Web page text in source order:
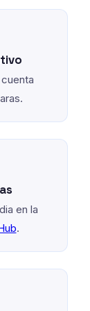
en la
.